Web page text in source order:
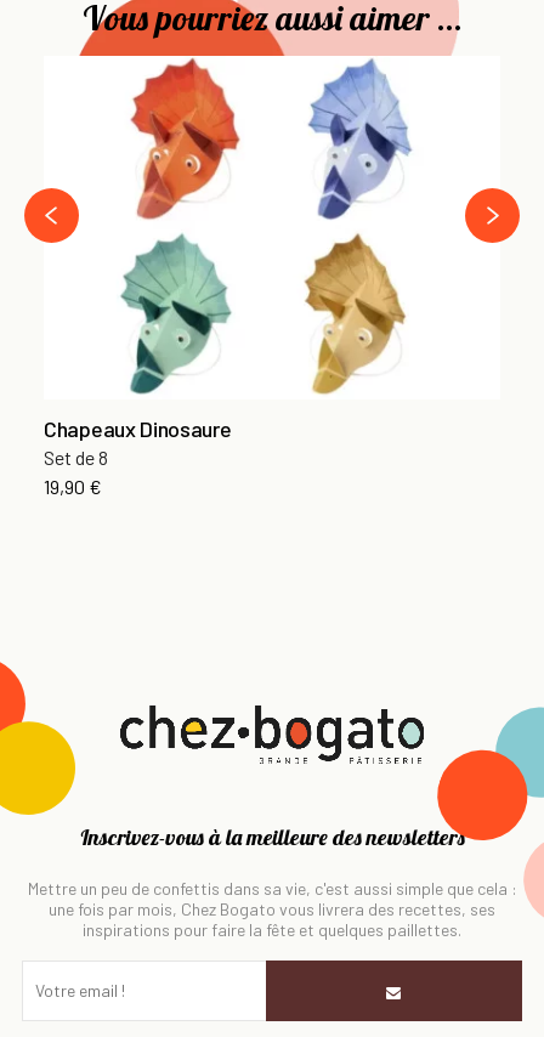
Vous pourriez aussi aimer ...
Chapeaux Dinosaure
Set de 8
19,90 €
‹
›
Inscrivez-vous à la meilleure des newsletters
Mettre un peu de confettis dans sa vie, c'est aussi simple que cela :
une fois par mois, Chez Bogato vous livrera des recettes, ses
inspirations pour faire la fête et quelques paillettes.